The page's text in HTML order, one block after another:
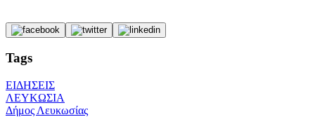
Tags
ΕΙΔΗΣΕΙΣ
ΛΕΥΚΩΣΙΑ
Δήμος Λευκωσίας